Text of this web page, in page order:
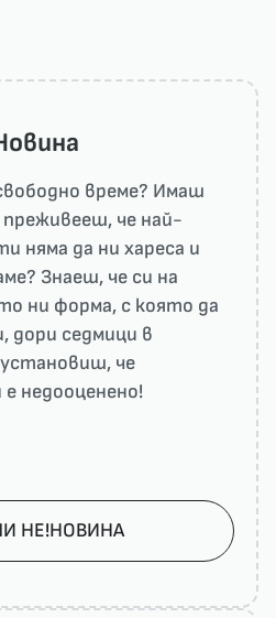
време? Имаш
преживееш, че най-
няма да ни харесa и
Знаеш, че си на
ни форма, с която да
дори седмици в
установиш, че
недооценено!
НЕ!НОВИНА